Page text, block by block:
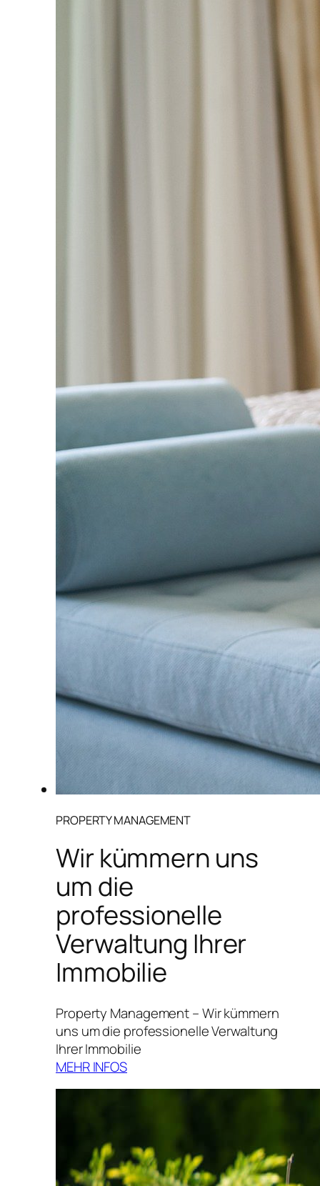
PROPERTY MANAGEMENT
Wir kümmern uns
um die
professionelle
Verwaltung Ihrer
Immobilie
Property Management – Wir kümmern
uns um die professionelle Verwaltung
Ihrer Immobilie
MEHR INFOS